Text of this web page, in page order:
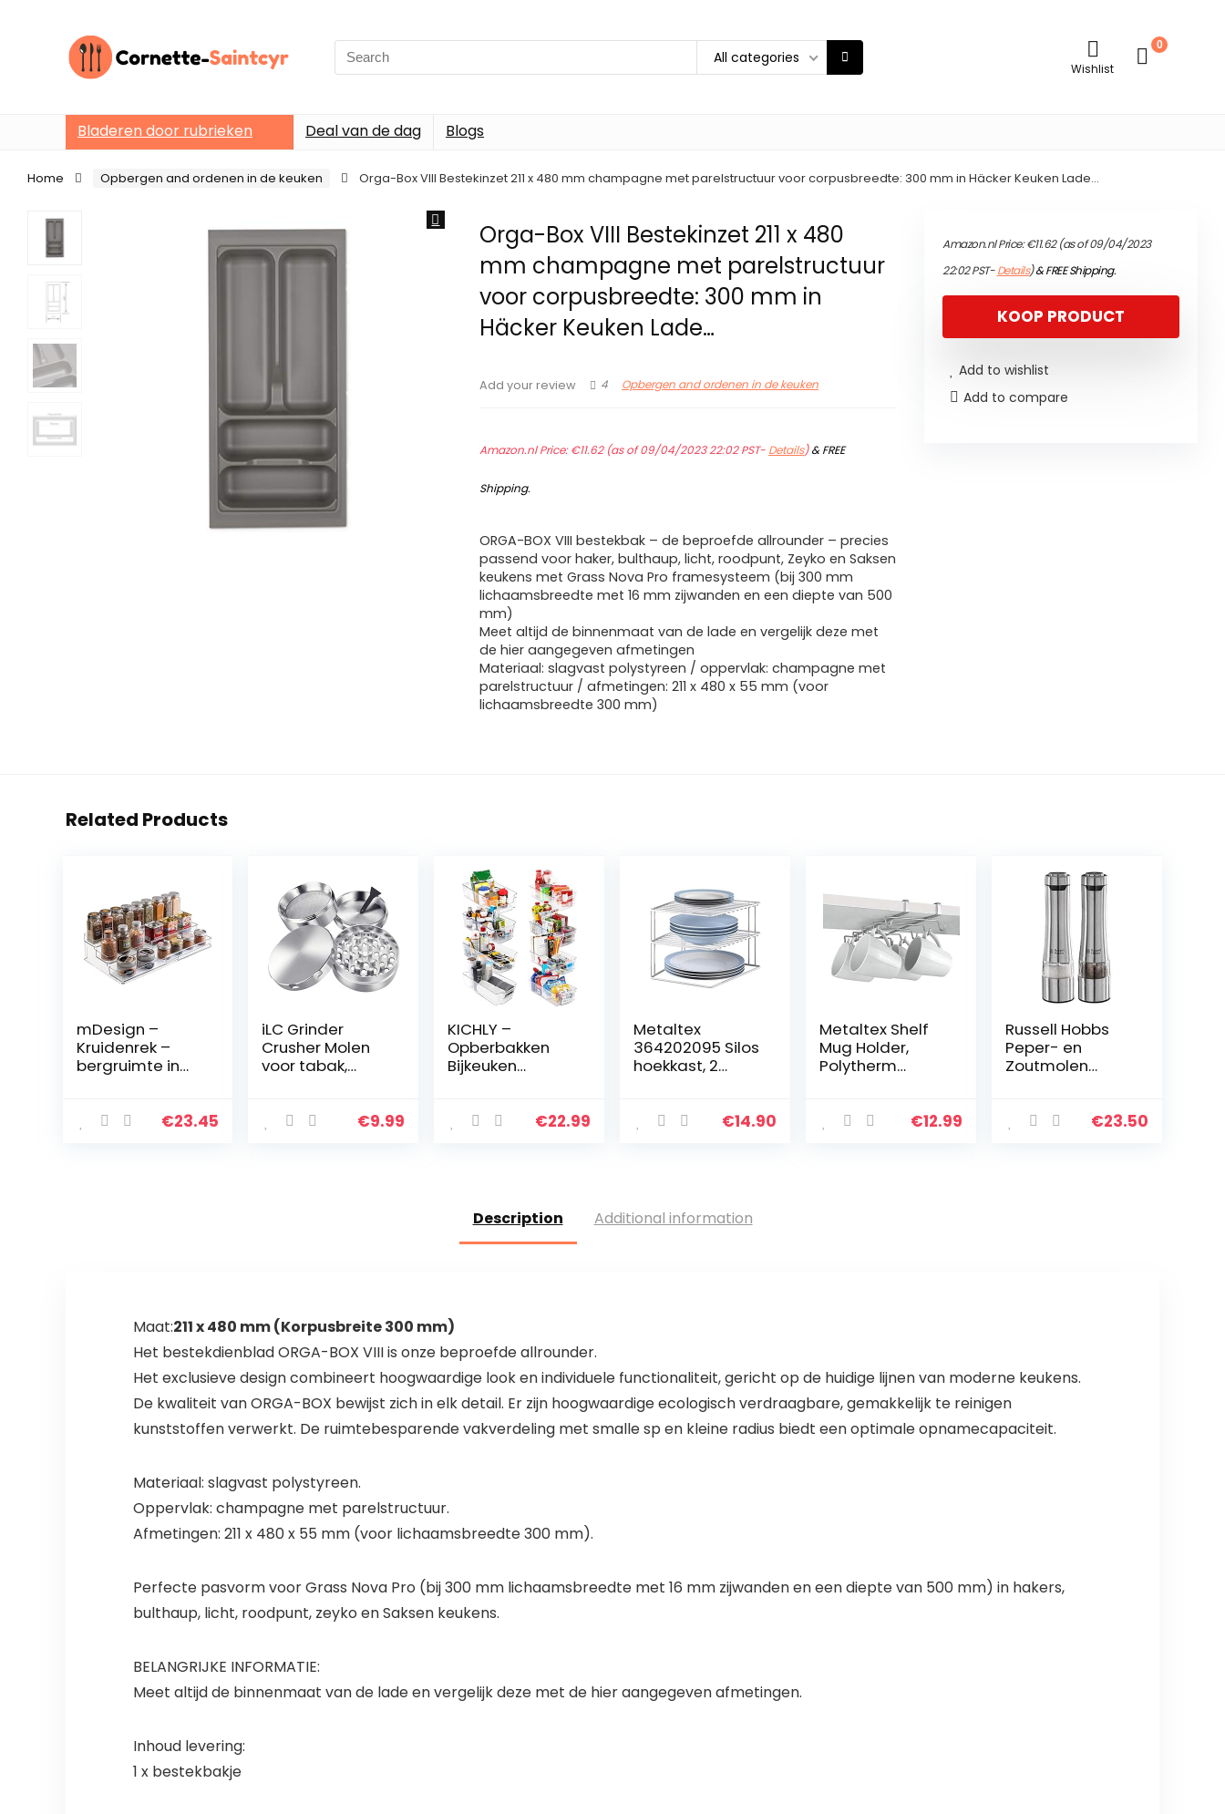
Search
for:
All categories
Wishlist
0
Bladeren door rubrieken Deal van de dag Blogs
Home Opbergen and ordenen in de keuken Orga-Box VIII Bestekinzet 211 x 480 mm champagne met parelstructuur voor corpusbreedte: 300 mm in Häcker Keuken Lade…
Orga-Box VIII Bestekinzet 211 x 480
mm champagne met parelstructuur
voor corpusbreedte: 300 mm in
Häcker Keuken Lade…
Add your review 4 Opbergen and ordenen in de keuken
Amazon.nl Price:€11.62(as of 09/04/2023 22:02 PST- Details)&FREE
Shipping.
ORGA-BOX VIII bestekbak – de beproefde allrounder – precies
passend voor haker, bulthaup, licht, roodpunt, Zeyko en Saksen
keukens met Grass Nova Pro framesysteem (bij 300 mm
lichaamsbreedte met 16 mm zijwanden en een diepte van 500
mm)
Meet altijd de binnenmaat van de lade en vergelijk deze met
de hier aangegeven afmetingen
Materiaal: slagvast polystyreen / oppervlak: champagne met
parelstructuur / afmetingen: 211 x 480 x 55 mm (voor
lichaamsbreedte 300 mm)
Amazon.nl Price:€11.62(as of 09/04/2023
22:02 PST-Details)&FREE Shipping.
KOOP PRODUCT
Add to wishlist
Add to compare
Related Products
mDesign –
Kruidenrek –
bergruimte in
uittrekbaar/3
€23.45
iLC Grinder
Crusher Molen
voor tabak,
koffie, met
€9.99
KICHLY –
Opberbakken
Bijkeuken
containers (4
€22.99
Metaltex
364202095 Silos
hoekkast, 2
€14.90
Metaltex Shelf
Mug Holder,
Polytherm
€12.99
Russell Hobbs
Peper- en
Zoutmolen
Electrische, €23.50
Description Additional information
Maat:211 x 480 mm (Korpusbreite 300 mm)
Het bestekdienblad ORGA-BOX VIII is onze beproefde allrounder.
Het exclusieve design combineert hoogwaardige look en individuele functionaliteit, gericht op de huidige lijnen van moderne keukens.
De kwaliteit van ORGA-BOX bewijst zich in elk detail. Er zijn hoogwaardige ecologisch verdraagbare, gemakkelijk te reinigen
kunststoffen verwerkt. De ruimtebesparende vakverdeling met smalle sp en kleine radius biedt een optimale opnamecapaciteit.
Materiaal: slagvast polystyreen.
Oppervlak: champagne met parelstructuur.
Afmetingen: 211 x 480 x 55 mm (voor lichaamsbreedte 300 mm).
Perfecte pasvorm voor Grass Nova Pro (bij 300 mm lichaamsbreedte met 16 mm zijwanden en een diepte van 500 mm) in hakers,
bulthaup, licht, roodpunt, zeyko en Saksen keukens.
BELANGRIJKE INFORMATIE:
Meet altijd de binnenmaat van de lade en vergelijk deze met de hier aangegeven afmetingen.
Inhoud levering:
1 x bestekbakje